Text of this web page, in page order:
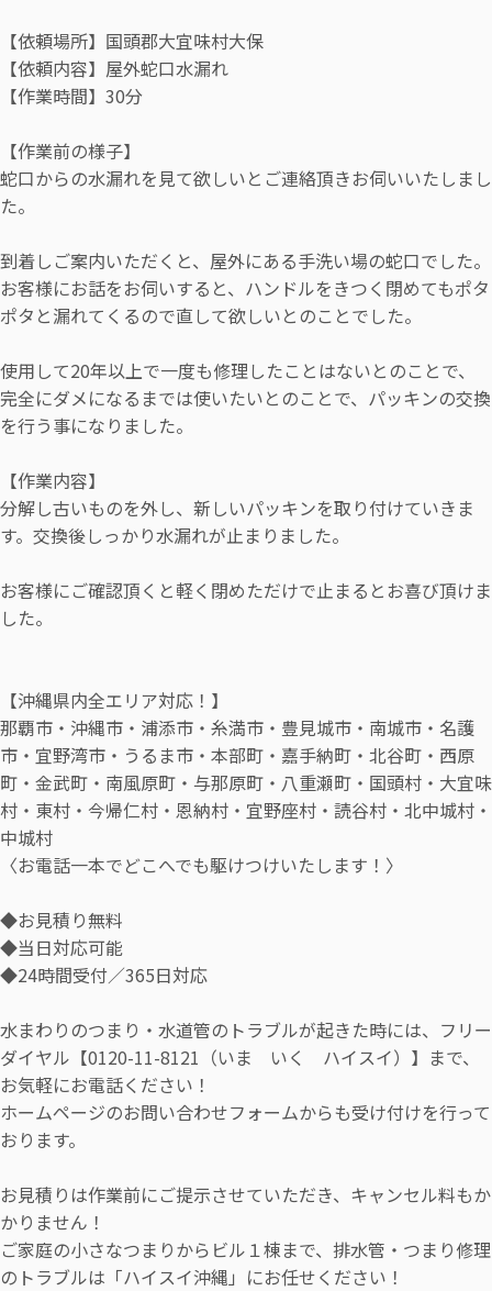
【依頼場所】国頭郡大宜味村大保
【依頼内容】屋外蛇口水漏れ
【作業時間】30分
【作業前の様子】
蛇口からの水漏れを見て欲しいとご連絡頂きお伺いいたしまし
た。
到着しご案内いただくと、屋外にある手洗い場の蛇口でした。
お客様にお話をお伺いすると、ハンドルをきつく閉めてもポタ
ポタと漏れてくるので直して欲しいとのことでした。
使用して20年以上で一度も修理したことはないとのことで、
完全にダメになるまでは使いたいとのことで、パッキンの交換
を行う事になりました。
【作業内容】
分解し古いものを外し、新しいパッキンを取り付けていきま
す。交換後しっかり水漏れが止まりました。
お客様にご確認頂くと軽く閉めただけで止まるとお喜び頂けま
した。
【沖縄県内全エリア対応！】
那覇市・沖縄市・浦添市・糸満市・豊見城市・南城市・名護
市・宜野湾市・うるま市・本部町・嘉手納町・北谷町・西原
町・金武町・南風原町・与那原町・八重瀬町・国頭村・大宜味
村・東村・今帰仁村・恩納村・宜野座村・読谷村・北中城村・
中城村
〈お電話一本でどこへでも駆けつけいたします！〉
◆お見積り無料
◆当日対応可能
◆24時間受付／365日対応
水まわりのつまり・水道管のトラブルが起きた時には、フリー
ダイヤル【0120-11-8121（いま いく ハイスイ）】まで、
お気軽にお電話ください！
ホームページのお問い合わせフォームからも受け付けを行って
おります。
お見積りは作業前にご提示させていただき、キャンセル料もか
かりません！
ご家庭の小さなつまりからビル１棟まで、排水管・つまり修理
のトラブルは「ハイスイ沖縄」にお任せください！